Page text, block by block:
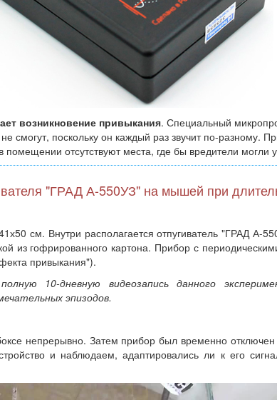
возникновение привыкания. Специальный
смогут, поскольку он каждый раз звучит по-разному.
отсутствуют места, где бы вредители могли
"ГРАД А-550УЗ" на мышей при
см. Внутри располагается отпугиватель "ГРАД А-
из гофрированного картона. Прибор с
привыкания").
10-дневную видеозапись данного
эпизодов.
непрерывно. Затем прибор был временно
и наблюдаем, адаптировались ли к его